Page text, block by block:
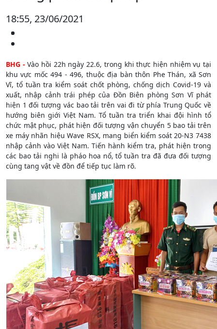
18:55, 23/06/2021
BHG -Vào hồi 22h ngày 22.6, trong khi thực hiện nhiệm vụ tại
khu vực mốc 494 - 496, thuộc địa bàn thôn Phe Thán, xã Sơn
Vĩ, tổ tuần tra kiểm soát chốt phòng, chống dịch Covid-19 và
xuất, nhập cảnh trái phép của Đồn Biên phòng Sơn Vĩ phát
hiện 1 đối tượng vác bao tải trên vai đi từ phía Trung Quốc về
hướng biên giới Việt Nam. Tổ tuần tra triển khai đội hình tổ
chức mật phục, phát hiện đối tượng vận chuyển 5 bao tải trên
xe máy nhãn hiệu Wave RSX, mang biển kiểm soát 20-N3 7438
nhập cảnh vào Việt Nam. Tiến hành kiểm tra, phát hiện trong
các bao tải nghi là pháo hoa nổ, tổ tuần tra đã đưa đối tượng
cùng tang vật về đồn để tiếp tục làm rõ.